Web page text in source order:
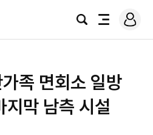
검
전
로
그
족 면회소 일방
막 남측 시설